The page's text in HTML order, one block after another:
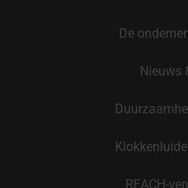
De
Nieuws
REACH-